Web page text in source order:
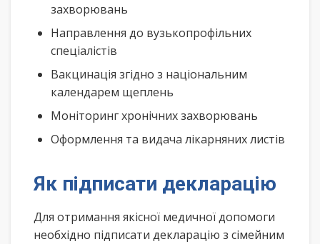
захворювань
Направлення до вузькопрофільних
спеціалістів
Вакцинація згідно з національним
календарем щеплень
Моніторинг хронічних захворювань
Оформлення та видача лікарняних листів
Як підписати декларацію
Для отримання якісної медичної допомоги
необхідно підписати декларацію з сімейним